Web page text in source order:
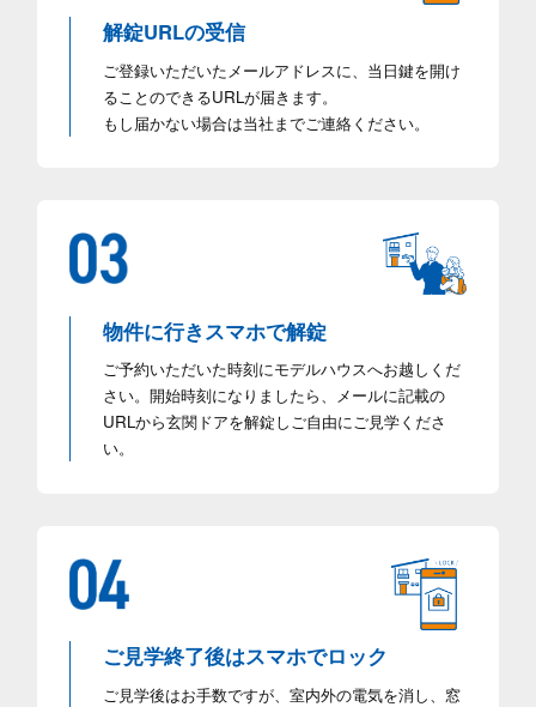
解錠URLの受信
ご登録いただいたメールアドレスに、当日鍵を開け
ることのできるURLが届きます。
もし届かない場合は当社までご連絡ください。
物件に行きスマホで解錠
ご予約いただいた時刻にモデルハウスへお越しくだ
さい。開始時刻になりましたら、メールに記載の
URLから玄関ドアを解錠しご自由にご見学くださ
い。
ご見学終了後はスマホでロック
ご見学後はお手数ですが、室内外の電気を消し、窓